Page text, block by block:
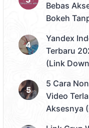
Bebas
Bokeh
Yandex
Terbaru
(Link
5 Cara
Video
Aksesnya